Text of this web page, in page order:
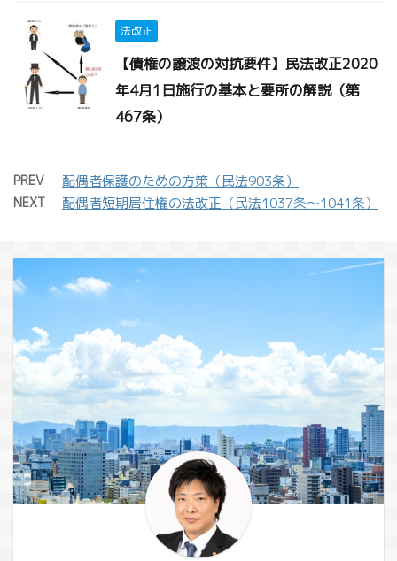
法改正
【債権の譲渡の対抗要件】民法改正2020
年4月1日施行の基本と要所の解説（第
467条）
PREV 配偶者保護のための方策（民法903条）
NEXT 配偶者短期居住権の法改正（民法1037条～1041条）